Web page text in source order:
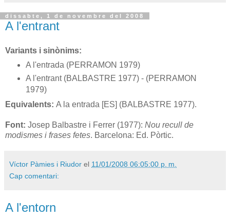
dissabte, 1 de novembre del 2008
A l'entrant
Variants i sinònims:
A l'entrada (PERRAMON 1979)
A l'entrant (BALBASTRE 1977) - (PERRAMON
1979)
Equivalents: A la entrada [ES] (BALBASTRE 1977).
Font: Josep Balbastre i Ferrer (1977): Nou recull de
modismes i frases fetes. Barcelona: Ed. Pòrtic.
Víctor Pàmies i Riudor el 11/01/2008 06:05:00 p. m.
Cap comentari:
A l'entorn